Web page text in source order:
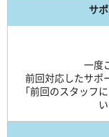
サ
一度
前回対応したサポ
「前回のスタッフ